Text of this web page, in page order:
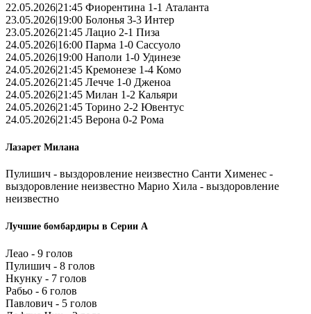
22.05.2026|21:45 Фиорентина 1-1 Аталанта
23.05.2026|19:00 Болонья 3-3 Интер
23.05.2026|21:45 Лацио 2-1 Пиза
24.05.2026|16:00 Парма 1-0 Сассуоло
24.05.2026|19:00 Наполи 1-0 Удинезе
24.05.2026|21:45 Кремонезе 1-4 Комо
24.05.2026|21:45 Лечче 1-0 Дженоа
24.05.2026|21:45 Милан 1-2 Кальяри
24.05.2026|21:45 Торино 2-2 Ювентус
24.05.2026|21:45 Верона 0-2 Рома
Лазарет Милана
Пулишич - выздоровление неизвестно Санти Хименес -
выздоровление неизвестно Марио Хила - выздоровление
неизвестно
Лучшие бомбардиры в Серии А
Леао - 9 голов
Пулишич - 8 голов
Нкунку - 7 голов
Рабьо - 6 голов
Павлович - 5 голов